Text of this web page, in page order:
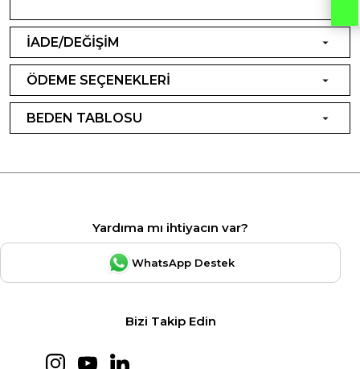
İADE/DEĞİŞİM
ÖDEME SEÇENEKLERİ
BEDEN TABLOSU
Yardıma mı ihtiyacın var?
WhatsApp Destek
Bizi Takip Edin